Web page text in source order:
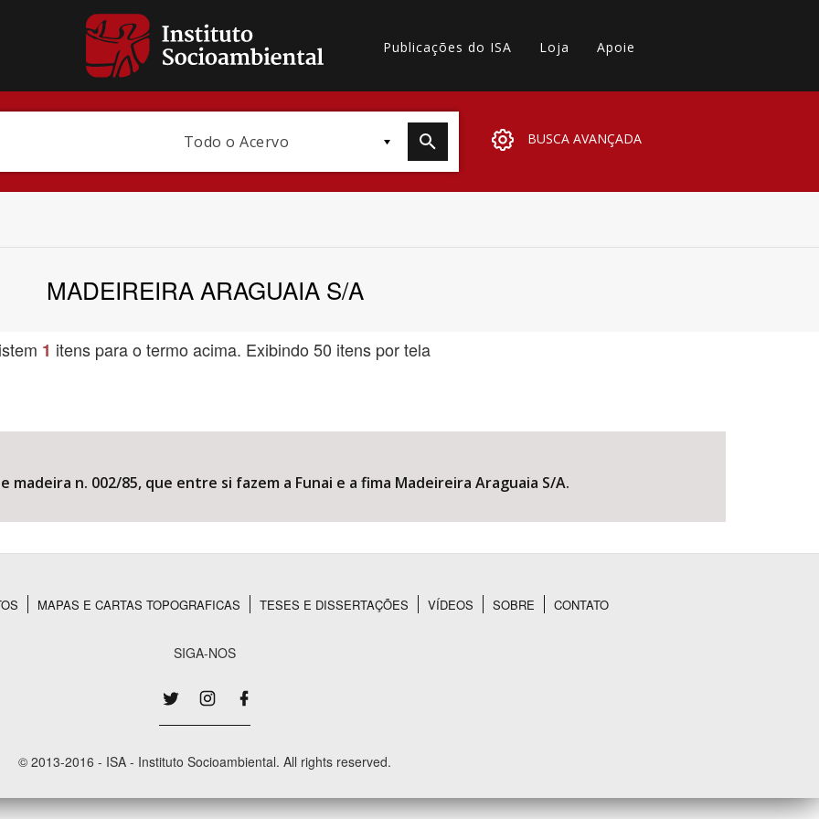
Publicações do ISA Loja Apoie
Todo o Acervo BUSCA AVANÇADA
MADEIREIRA ARAGUAIA S/A
1 itens para o termo acima. Exibindo 50 itens por tela
n. 002/85, que entre si fazem a Funai e a fima Madeireira Araguaia S/A.
MAPAS E CARTAS TOPOGRAFICAS TESES E DISSERTAÇÕES VÍDEOS SOBRE CONTATO
SIGA-NOS
© 2013-2016 - ISA - Instituto Socioambiental. All rights reserved.